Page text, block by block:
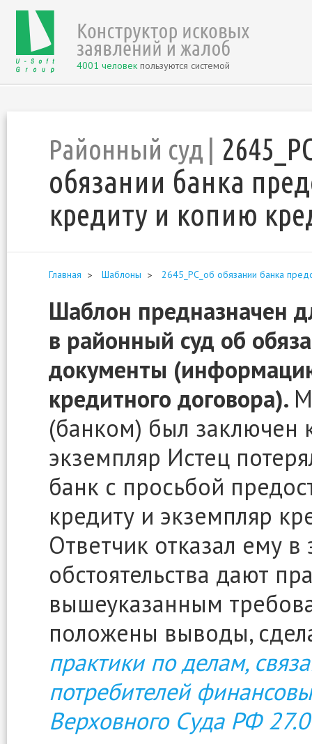
4001 человек пользуются системой
Районный суд
обязании банка
кредиту и копию
Главная Шаблоны 2645_РС_об обязании банка
Шаблон предназначен
в районный суд об
документы
кредитного договора).
(банком) был заключен
экземпляр Истец
банк с просьбой
кредиту и экземпляр
Ответчик отказал ему в
обстоятельства дают
вышеуказанным
положены выводы,
практики по делам,
потребителей
Верховного Суда РФ